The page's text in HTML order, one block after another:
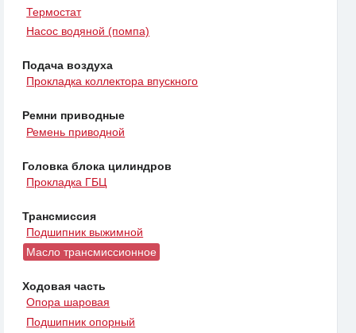
Термостат
Насос водяной (помпа)
Подача воздуха
Прокладка коллектора впускного
Ремни приводные
Ремень приводной
Головка блока цилиндров
Прокладка ГБЦ
Трансмиссия
Подшипник выжимной
Масло трансмиссионное
Ходовая часть
Опора шаровая
Подшипник опорный